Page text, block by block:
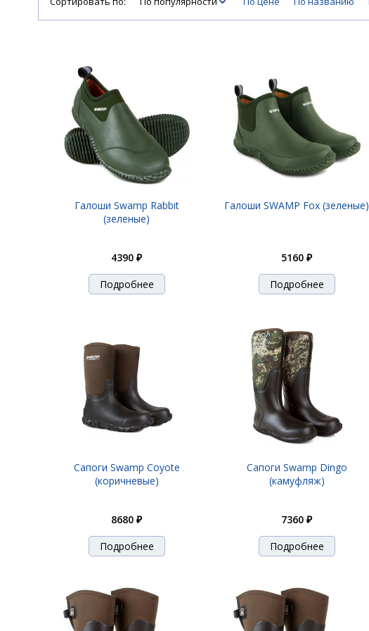
Галоши Swamp Rabbit
(зеленые)
4390 ₽
Подробнее
Галоши SWAMP Fox (зеленые)
5160 ₽
Подробнее
Сапоги Swamp Coyote
(коричневые)
8680 ₽
Подробнее
Сапоги Swamp Dingo
(камуфляж)
7360 ₽
Подробнее